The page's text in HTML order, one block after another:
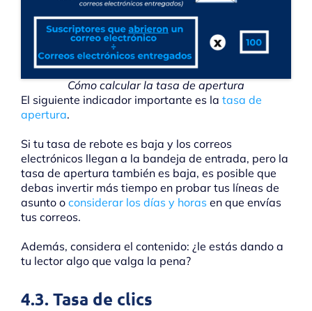
Cómo calcular la tasa de apertura
El siguiente indicador importante es la tasa de
apertura.
Si tu tasa de rebote es baja y los correos
electrónicos llegan a la bandeja de entrada, pero la
tasa de apertura también es baja, es posible que
debas invertir más tiempo en probar tus líneas de
asunto o considerar los días y horas en que envías
tus correos.
Además, considera el contenido: ¿le estás dando a
tu lector algo que valga la pena?
4.3. Tasa de clics